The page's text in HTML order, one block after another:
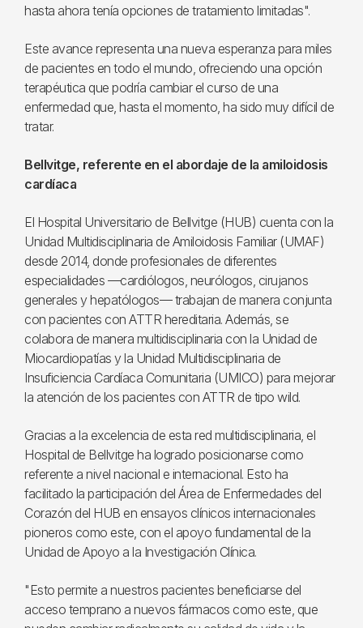
hasta ahora tenía opciones de tratamiento limitadas".
Este avance representa una nueva esperanza para miles
de pacientes en todo el mundo, ofreciendo una opción
terapéutica que podría cambiar el curso de una
enfermedad que, hasta el momento, ha sido muy difícil de
tratar.
Bellvitge, referente en el abordaje de la amiloidosis
cardíaca
El Hospital Universitario de Bellvitge (HUB) cuenta con la
Unidad Multidisciplinaria de Amiloidosis Familiar (UMAF)
desde 2014, donde profesionales de diferentes
especialidades —cardiólogos, neurólogos, cirujanos
generales y hepatólogos— trabajan de manera conjunta
con pacientes con ATTR hereditaria. Además, se
colabora de manera multidisciplinaria con la Unidad de
Miocardiopatías y la Unidad Multidisciplinaria de
Insuficiencia Cardíaca Comunitaria (UMICO) para mejorar
la atención de los pacientes con ATTR de tipo wild.
Gracias a la excelencia de esta red multidisciplinaria, el
Hospital de Bellvitge ha logrado posicionarse como
referente a nivel nacional e internacional. Esto ha
facilitado la participación del Área de Enfermedades del
Corazón del HUB en ensayos clínicos internacionales
pioneros como este, con el apoyo fundamental de la
Unidad de Apoyo a la Investigación Clínica.
"Esto permite a nuestros pacientes beneficiarse del
acceso temprano a nuevos fármacos como este, que